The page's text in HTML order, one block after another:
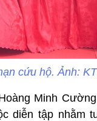
cứu hộ. Ảnh: KT
Minh
diễn tập nhằm